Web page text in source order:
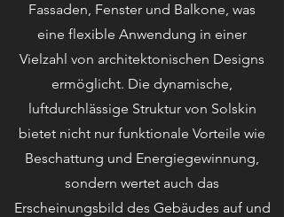
Fassaden, Fenster und Balkone, was
eine flexible Anwendung in einer
Vielzahl von architektonischen Designs
ermöglicht. Die dynamische,
luftdurchlässige Struktur von Solskin
bietet nicht nur funktionale Vorteile wie
Beschattung und Energiegewinnung,
sondern wertet auch das
Erscheinungsbild des Gebäudes auf und